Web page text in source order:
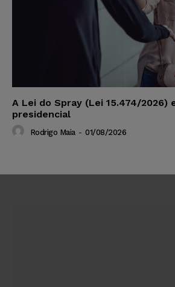
A Lei do Spray (Lei 15.474/2026)
presidencial
Rodrigo Maia - 01/08/2026